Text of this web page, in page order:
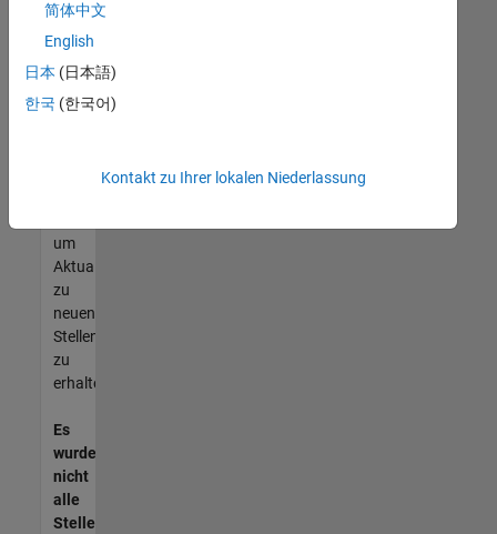
die
Ihren
entsprechen,
werden
unseres
um
Aktualisierungen
zu
neuen
Stellenangeboten
zu
erhalten.
Es
wurden
nicht
alle
Stellen
简体中文
English
日本 (日本語)
한국 (한국어)
Kontakt zu Ihrer lokalen Niederlassung